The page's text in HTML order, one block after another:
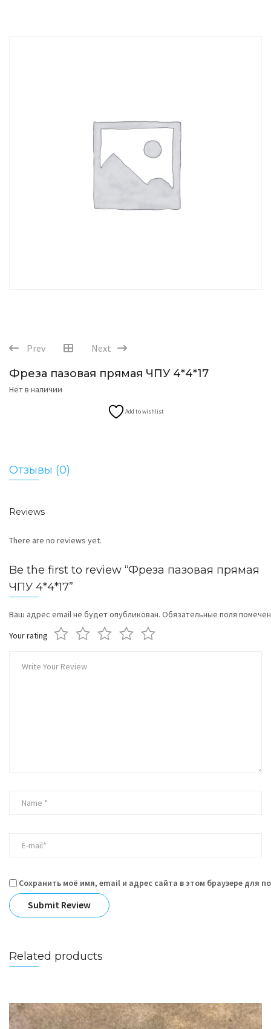
Prev Next
Фреза пазовая прямая ЧПУ 4*4*17
Нет в наличии
Add to wishlist
Отзывы (0)
Reviews
There are no reviews yet.
Be the first to review “Фреза пазовая прямая
ЧПУ 4*4*17”
Ваш адрес email не будет опубликован. Обязательные поля
Your rating
Сохранить моё имя, email и адрес сайта в этом браузере для
Related products